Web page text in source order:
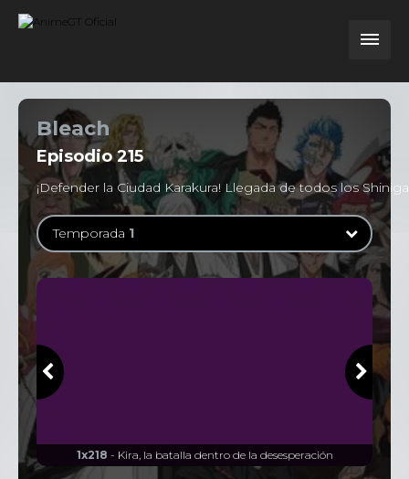
Bleach
Episodio215
¡Defender la Ciudad Karakura! Llegada de todos los
Temporada 1
13 Episodios
1x218 - Kira, la batalla dentro de la desesperación